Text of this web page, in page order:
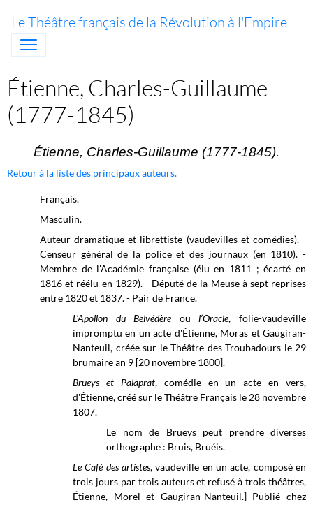
Le Théâtre français de la Révolution à l'Empire
Étienne, Charles-Guillaume
(1777-1845)
Étienne, Charles-Guillaume (1777-1845).
Retour à la liste des principaux auteurs.
Français.
Masculin.
Auteur dramatique et librettiste (vaudevilles et comédies). -
Censeur général de la police et des journaux (en 1810). -
Membre de l'Académie française (élu en 1811 ; écarté en
1816 et réélu en 1829). - Député de la Meuse à sept reprises
entre 1820 et 1837. - Pair de France.
L'Apollon du Belvédère ou l’Oracle, folie-vaudeville
impromptu en un acte d'Étienne, Moras et Gaugiran-
Nanteuil, créée sur le Théâtre des Troubadours le 29
brumairean 9 [20 novembre 1800].
Brueys et Palaprat, comédie en un acte en vers,
d'Étienne, créé sur leThéâtre Français le 28 novembre
1807.
Le nom de Brueys peut prendre diverses
orthographe : Bruis, Bruéis.
Le Café des artistes, vaudeville en un acte, composé en
trois jours par trois auteurs et refusé à trois théâtres,
Étienne, Morel et Gaugiran-Nanteuil.] Publié chez